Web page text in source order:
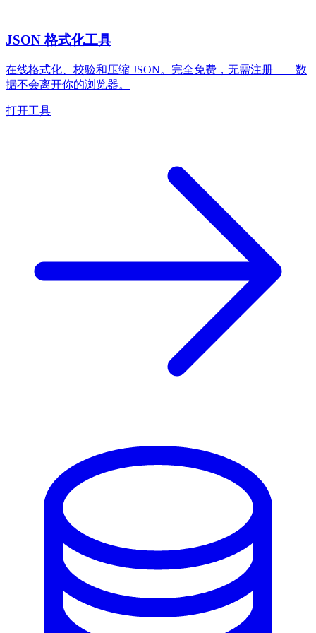
JSON 格式化工具
在线格式化、校验和压缩 JSON。完全免费，无需注册——数
据不会离开你的浏览器。
打开工具